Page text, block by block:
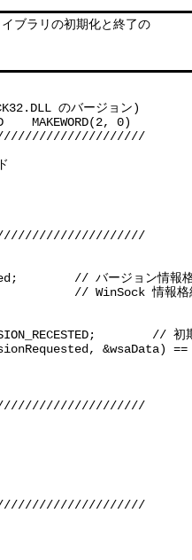
ブラリの初期化と終了の
のバージョン)
MAKEWORD(2, 0)
// バージョン情報
// WinSock 情報格
// 初
&wsaData)